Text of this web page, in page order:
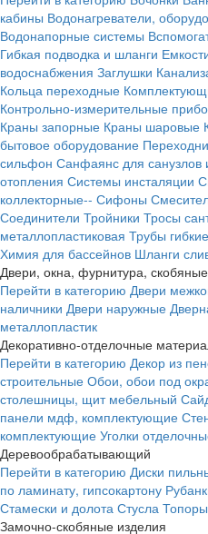
кабины Водонагреватели,
Водонапорные системы
Гибкая подводка и шланги
водоснабжения Заглушки
Кольца переходные
Контрольно-измерительные
Краны запорные Краны шаровые
бытовое оборудование
сильфон Санфаянс для санузлов
отопления Системы инсталяции
коллекторные-- Сифоны
Соединители Тройники Тросы
металлопластиковая Трубы гибкие
Химия для бассейнов Шланги
Двери, окна, фурнитура,
Перейти в категорию Двери
наличники Двери наружные
металлопластик
Декоративно-отделочные
Перейти в категорию Декор из
строительные Обои, обои под
столешницы, щит мебельный
панели мдф, комплектующие
комплектующие Уголки
Деревообрабатывающий
Перейти в категорию Диски
по ламинату, гипсокартону
Стамески и долота Стусла Топоры
Замочно-скобяные изделия